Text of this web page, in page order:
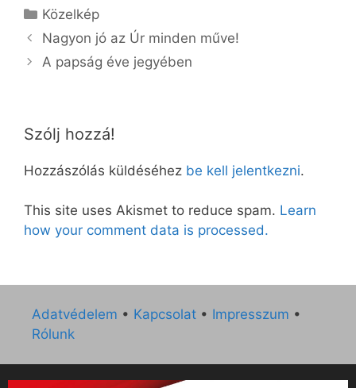
Kategória
Közelkép
Nagyon jó az Úr minden műve!
A papság éve jegyében
Szólj hozzá!
Hozzászólás küldéséhez be kell jelentkezni.
This site uses Akismet to reduce spam. Learn
how your comment data is processed.
Adatvédelem • Kapcsolat • Impresszum •
Rólunk